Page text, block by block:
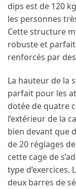
dips est de 120
les personnes
Cette structure
robuste et
renforcés par
La hauteur de la
parfait pour les
dotée de quatre
l’extérieur de la
bien devant que
de 20 réglages
cette cage de
type d’exercices.
deux barres de